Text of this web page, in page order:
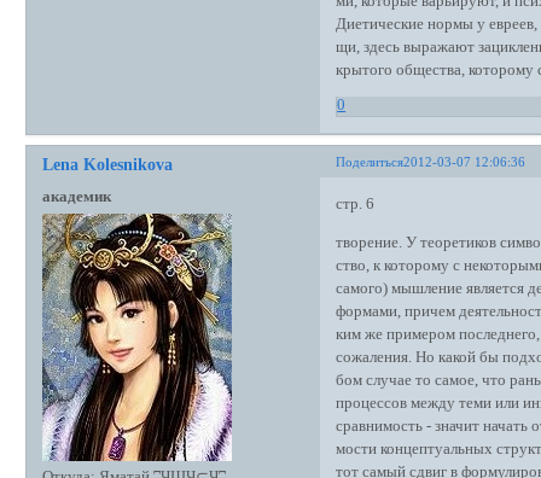
Диетические нормы у
щи, здесь выражают
крытого общества, которому
0
Поделиться2012-03-07 12:06:36
Lena Kolesnikova
академик стр. 6
творение. У теоретиков
ство, к которому с
самого) мышление является
формами, причем
ким же примером
сожаления. Но какой бы
бом случае то самое, что
процессов между теми или
сравнимость - значит начать
мости концептуальных
тот самый сдвиг в